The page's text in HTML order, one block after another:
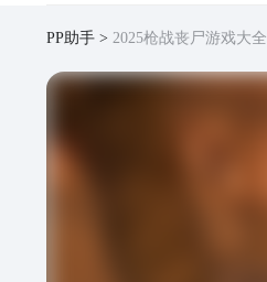
PP助手 2025枪战丧尸游戏大全